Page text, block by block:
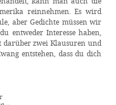
reinnehmen. Es wird
aber Gedichte müssen wir
entweder Interesse haben,
darüber zwei Klausuren und
entstehen, dass du dich